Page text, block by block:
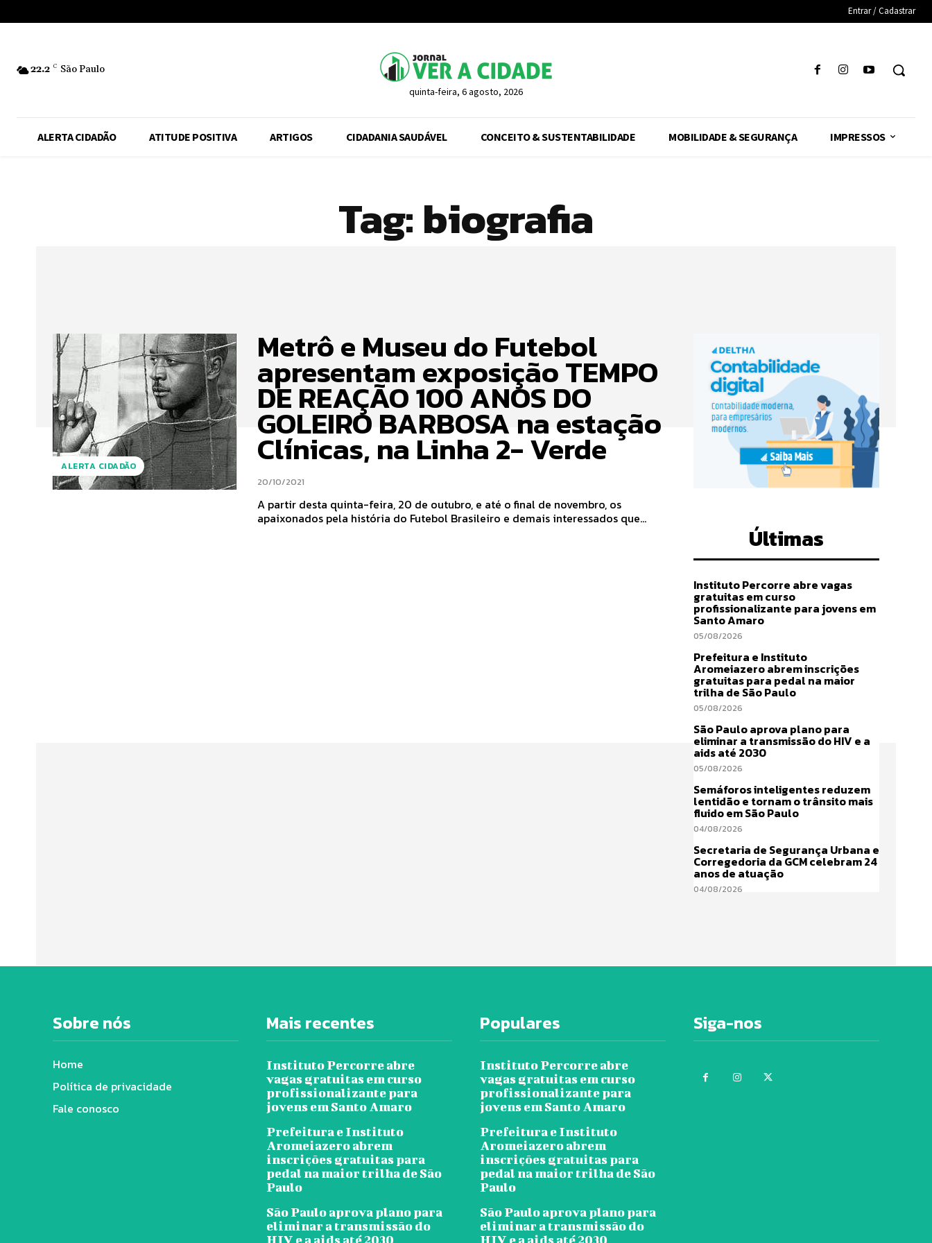
Entrar / Cadastrar
22.2 C São Paulo
quinta-feira, 6 agosto, 2026
ALERTA CIDADÃO ATITUDE POSITIVA ARTIGOS CIDADANIA SAUDÁVEL CONCEITO & SUSTENTABILIDADE MOBILIDADE & SEGURANÇA IMPRESSOS
Tag:biografia
ALERTA CIDADÃO
Metrô e Museu do Futebol
apresentam exposição TEMPO
DE REAÇÃO 100 ANOS DO
GOLEIRO BARBOSA na estação
Clínicas, na Linha 2- Verde
20/10/2021
A partir desta quinta-feira, 20 de outubro, e até o final de novembro, os
apaixonados pela história do Futebol Brasileiro e demais interessados que...
Últimas
Instituto Percorre abre vagas
gratuitas em curso
profissionalizante para jovens em
Santo Amaro
05/08/2026
Prefeitura e Instituto
Aromeiazero abrem inscrições
gratuitas para pedal na maior
trilha de São Paulo
05/08/2026
São Paulo aprova plano para
eliminar a transmissão do HIV e a
aids até 2030
05/08/2026
Semáforos inteligentes reduzem
lentidão e tornam o trânsito mais
fluido em São Paulo
04/08/2026
Secretaria de Segurança Urbana e
Corregedoria da GCM celebram 24
anos de atuação
04/08/2026
Sobre nós
Home
Política de privacidade
Fale conosco
Mais recentes
Instituto Percorre abre
vagas gratuitas em curso
profissionalizante para
jovens em Santo Amaro
Prefeitura e Instituto
Aromeiazero abrem
inscrições gratuitas para
pedal na maior trilha de São
Paulo
São Paulo aprova plano para
eliminar a transmissão do
HIV e a aids até 2030
Populares
Instituto Percorre abre
vagas gratuitas em curso
profissionalizante para
jovens em Santo Amaro
Prefeitura e Instituto
Aromeiazero abrem
inscrições gratuitas para
pedal na maior trilha de São
Paulo
São Paulo aprova plano para
eliminar a transmissão do
HIV e a aids até 2030
Siga-nos